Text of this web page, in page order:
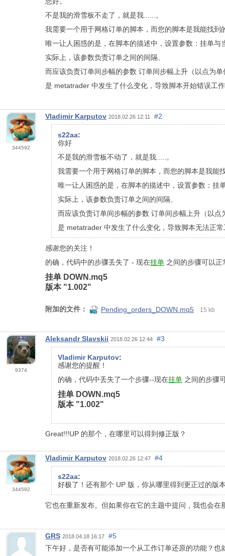
不是我的滑雪板不走了，就是我......。
我需要一个用于网格订单的脚本，而您的脚本是我能找到
唯一让人困惑的是，在脚本的描述中，设置参数：挂单
实际上，该参数负责订单之间的间隔、
而应该负责订单间步幅的参数 订单间步幅上升（以点为
是 metatrader 中发生了什么变化，导致脚本开始错误工
344592
Vladimir Karputov 2018.02.26 12:11 #2
s22aa:
你好
不是我的滑雪板不动了，就是我.....。
我需要一个用于网格订单的脚本，而您的脚本是我能
唯一让人困惑的是，在脚本的描述中，设置参数：挂
实际上，该参数负责订单之间的间隔、
而应该负责订单间步幅的参数 订单间步幅上升（以
是 metatrader 中发生了什么变化，导致脚本无法正
感谢您的关注！
的确，代码中的步骤丢失了 - 现在挂单 之间的步骤可以
挂单 DOWN.mq5
版本 "1.002"
附加的文件： Pending_orders_DOWN.mq5 15 kb
9374
Aleksandr Slavskii 2018.02.26 12:44 #3
Vladimir Karputov:
感谢您的提醒！
的确，代码中丢失了一个步骤--现在挂单 之间的步骤
挂单 DOWN.mq5
版本 "1.002"
Great!!!UP 的那个，在哪里可以得到修正版？
344592
Vladimir Karputov 2018.02.26 12:47 #4
s22aa:
好极了！还有那个 UP 版，你从哪里得到更正过的版
它也在重新发布。但如果你在它的主题中提问，我也会在
GRS 2018.04.18 16:17
#5
下午好，是否有可能添加一个从工作订单还原的功能？